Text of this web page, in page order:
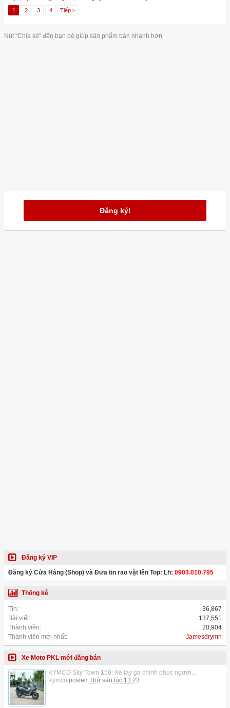
1
2 3 4 Tiếp >
Nút "Chia sẻ" đến bạn bè giúp sản phẩm bán nhanh hơn
Đăng ký!
Đăng ký VIP
Đăng ký Cửa Hàng (Shop) và Đưa tin rao vặt lên Top: Lh: 0903.010.795
Thống kê
Tin:
36,867
Bài viết:
137,551
Thành viên:
20,904
Thành viên mới nhất:
Jamesdrymn
Xe Moto PKL mới đăng bán
KYMCO Sky Town 150: Xe tay ga chinh phục người...
Kymco posted Thứ sáu lúc 13:23